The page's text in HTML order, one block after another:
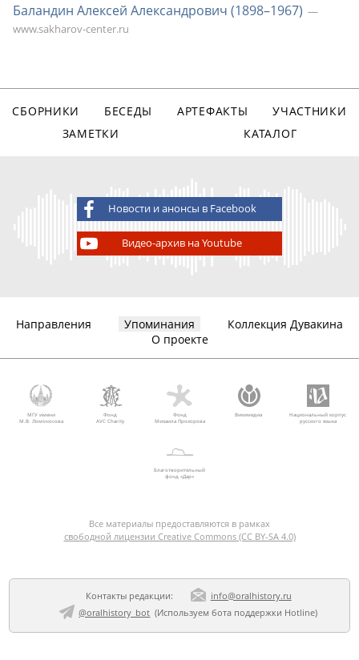
Баландин Алексей Александрович (1898–1967)
www.sakharov-center.ru
СБОРНИКИ БЕСЕДЫ АРТЕФАКТЫ
УЧАСТНИКИ
ЗАМЕТКИ
КАТАЛОГ
Новости и анонсы в Facebook
Видео-архив на Youtube
Направления Упоминания
Коллекция Дувакина
О проекте
МГУ имени
М.В. Ломоносова
Фонд
AVC Charity
Фонд
Михаила Прохорова
Викимедиа
Национальный корпус
русского языка
Благотворительный
фонд «Дар»
Все материалы предоставляются в рамках
свободной лицензии Creative Commons (CC BY-SA 4.0)
Контакты редакции:
info@oralhistory.ru
@oralhistory_bot (Используембота поддержки Hotline)